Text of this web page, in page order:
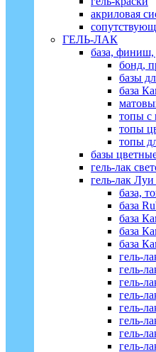
акриловая
ГЕЛЬ-ЛАК
база, финиш,
бонд,
базы
база
топы с
топы
топы
базы
гель-лак
гель-лак
база,
база
база
база
база
гель-
гель-
гель-
гель-
гель-
гель-
гель-
гель-